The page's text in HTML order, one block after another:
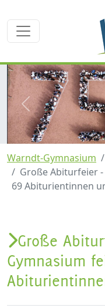
zurück
Warndt-Gymnasium
Große Abiturfeier
69 Abiturientinnen
Große
Gymnasium